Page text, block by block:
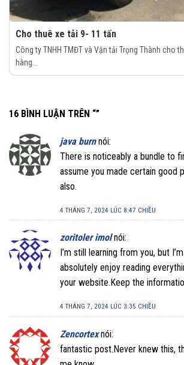
Cho thuê xe tải 9- 11 tấn
Công ty TNHH TMĐT và Vận tải Trọng Thành cho
hàng...
16 BÌNH LUẬN TRÊN “”
java burn nói:
There is noticeably a bundle to
assume you made certain good
also.
4 THÁNG 7, 2024 LÚC 8:47 CHIỀU
zoritoler imol nói:
I’m still learning from you, but
absolutely enjoy reading
your website.Keep the
4 THÁNG 7, 2024 LÚC 3:35 CHIỀU
Zencortex nói:
fantastic post.Never knew this,